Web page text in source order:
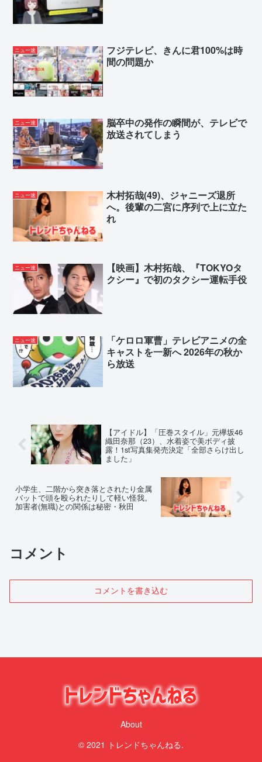
ニュー速
フジテレビ、きんに君100%は時
間の問題か
ニュー速
脳卒中の発作の瞬間が、テレビで
放送されてしまう
ニュー速
木村拓哉(49)、ジャニーズ退所
へ。後輩の二宮に序列で上に立た
れ
ニュー速
【映画】木村拓哉、『TOKYOタ
クシー』で初のタクシー運転手役
ニュー速
「ケロロ軍曹」テレビアニメの全
キャストを一新へ 2026年の秋か
ら放送
【アイドル】「圧巻スタイル」元欅坂46
織田奈那（23）、水着姿で美ボディ披
露！1st写真集発売決定「全部さらけ出し
ました」
小学生、二階から突き落とされたり金属
バットで頭を殴られたりして軽い怪我。
加害者(無職)との関係は秘密・秋田
コメント
コメントを書き込む
About
© 2021 トレンドちゃんねる.